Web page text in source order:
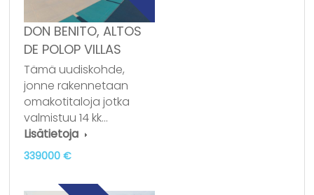
DON BENITO, ALTOS
DE POLOP VILLAS
Tämä uudiskohde,
jonne rakennetaan
omakotitaloja jotka
valmistuu 14 kk…
Lisätietoja
339000 €